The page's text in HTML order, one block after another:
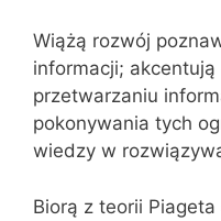
Wiążą rozwój
informacji;
przetwarzaniu
pokonywania tych
wiedzy w
Biorą z teorii Piageta